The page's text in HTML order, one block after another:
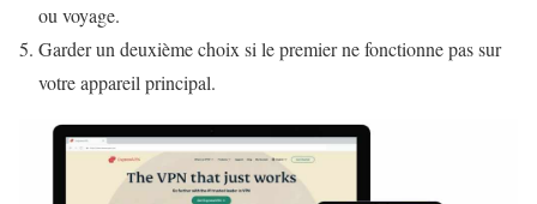
ou voyage.
Garder un deuxième choix si le premier ne fonctionne pas sur
votre appareil principal.